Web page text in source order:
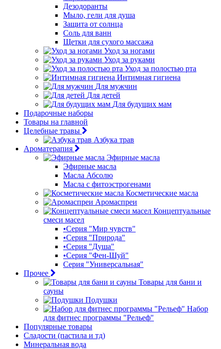
Дезодоранты
Мыло, гели для душа
Защита от солнца
Соль для ванн
Щетки для сухого массажа
Уход за ногами
Уход за руками
Уход за полостью рта
Интимная гигиена
Для мужчин
Для детей
Для будущих мам
Подарочные наборы
Товары на главной
Целебные травы
Азбука трав
Ароматерапия
Эфирные масла
Эфирные масла
Масла Абсолю
Масла с фитоэстрогенами
Косметические масла
Аромаспреи
Концептуальные
смеси масел
•Серия "Мир чувств"
•Серия "Природа"
•Серия "Душа"
•Серия "Фен-Шуй"
Серия "Универсальная"
Прочее
Товары для бани и
сауны
Подушки
Набор
для фитнес программы "Рельеф"
Популярные товары
Сладости (пастила и тд)
Минеральная вода